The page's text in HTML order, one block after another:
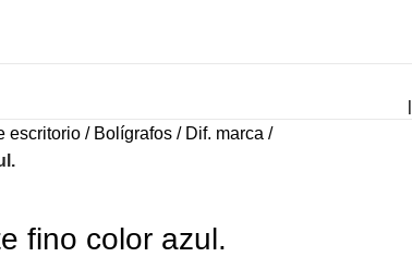
escritorio Bolígrafos
Dif. marca
fino color azul.